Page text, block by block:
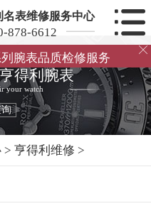
名表维修服务中心
878-6612
腕表品质检修服务

得利腕表
your watch
> 亨得利维修 >